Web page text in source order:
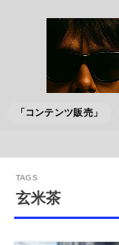
「コンテンツ販売」
玄米茶